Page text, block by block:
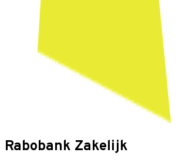
Rabobank Zakelijk